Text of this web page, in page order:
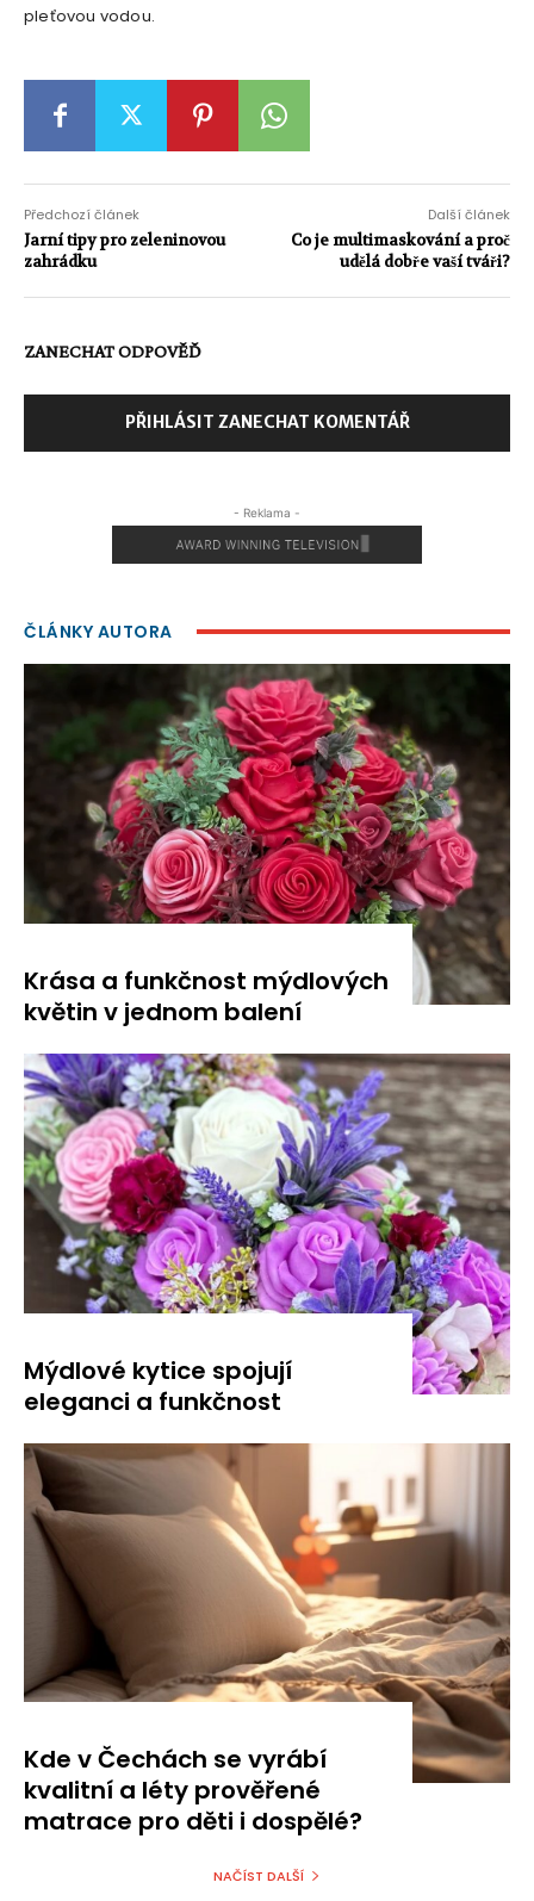
pleťovou vodou.
Předchozí článek
Jarní tipy pro zeleninovou
zahrádku
Další článek
Co je multimaskování a proč
udělá dobře vaší tváři?
ZANECHAT ODPOVĚĎ
PŘIHLÁSIT ZANECHAT KOMENTÁŘ
- Reklama -
ČLÁNKY AUTORA
Krása a funkčnost mýdlových
květin v jednom balení
Mýdlové kytice spojují
eleganci a funkčnost
Kde v Čechách se vyrábí
kvalitní a léty prověřené
matrace pro děti i dospělé?
NAČÍST DALŠÍ